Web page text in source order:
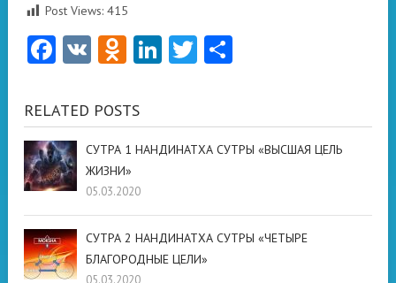
Post Views: 415
Facebook
VK Odnoklassniki
LinkedIn
Twitter
RELATED POSTS
СУТРА 1 НАНДИНАТХА СУТРЫ «ВЫСШАЯ ЦЕЛЬ
ЖИЗНИ»
05.03.2020
СУТРА 2 НАНДИНАТХА СУТРЫ «ЧЕТЫРЕ
БЛАГОРОДНЫЕ ЦЕЛИ»
05.03.2020